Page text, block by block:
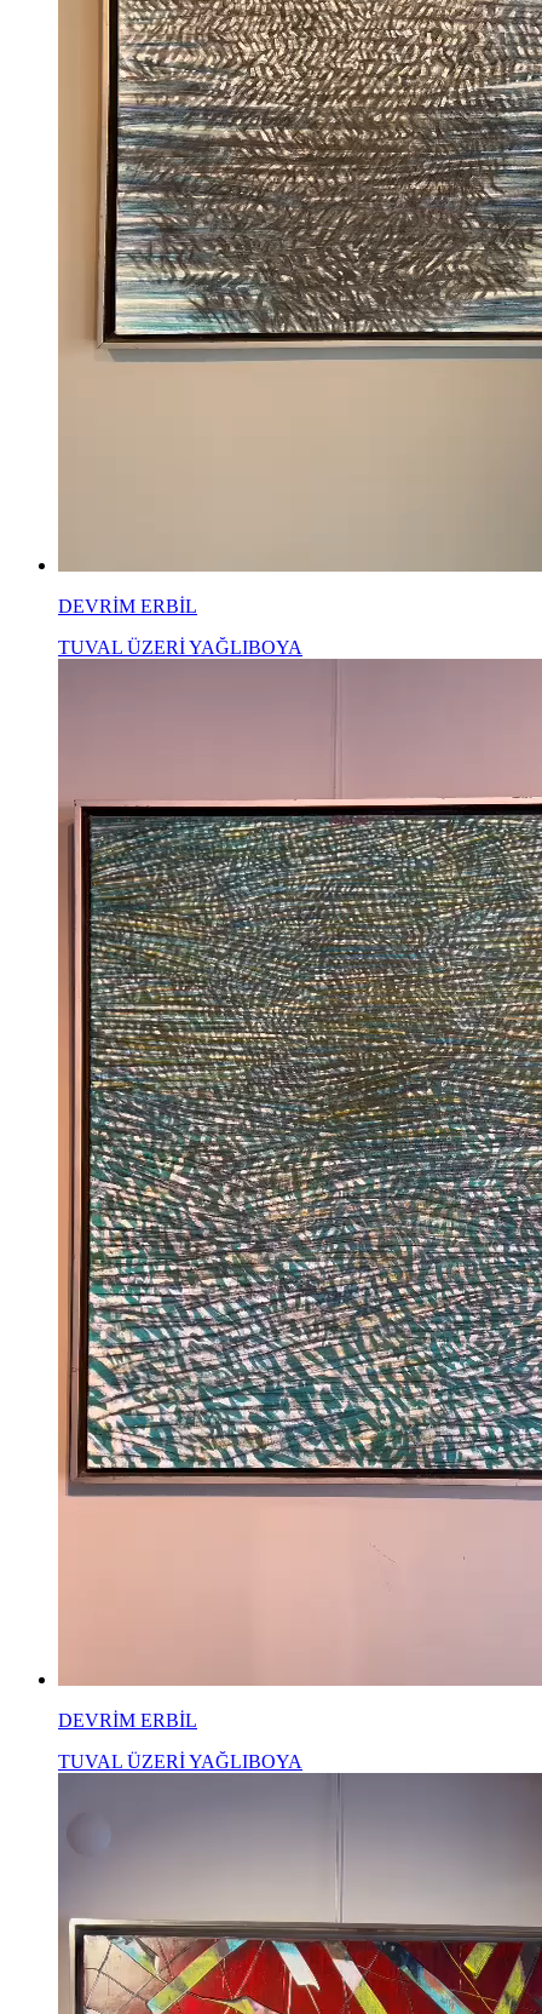
DEVRİM ERBİL
TUVAL ÜZERİ YAĞLIBOYA
DEVRİM ERBİL
TUVAL ÜZERİ YAĞLIBOYA